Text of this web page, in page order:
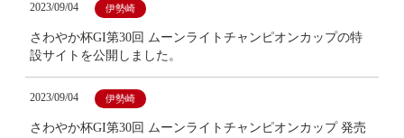
2023/09/04 伊勢崎
さわやか杯GI第30回 ムーンライトチャンピオンカップの特
設サイトを公開しました。
2023/09/04 伊勢崎
さわやか杯GI第30回 ムーンライトチャンピオンカップ 発売